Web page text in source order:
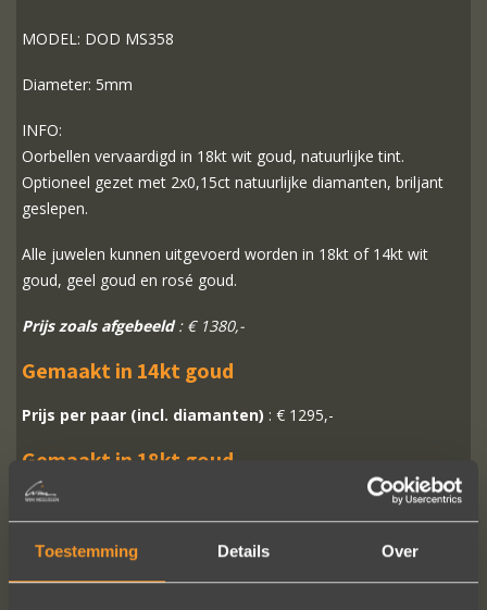
Toestemming Details Over
MODEL: DOD MS358
Diameter: 5mm
INFO:
Oorbellen vervaardigd in 18kt wit goud, natuurlijke tint.
Optioneel gezet met 2x0,15ct natuurlijke diamanten, briljant
geslepen.
Alle juwelen kunnen uitgevoerd worden in 18kt of 14kt wit
goud, geel goud en rosé goud.
Prijs zoals afgebeeld: € 1380,-
Gemaakt in 14kt goud
Prijs per paar (incl. diamanten) : € 1295,-
Gemaakt in 18kt goud
Prijs per paar (incl. diamanten)
MEER INFO BESTELLEN?